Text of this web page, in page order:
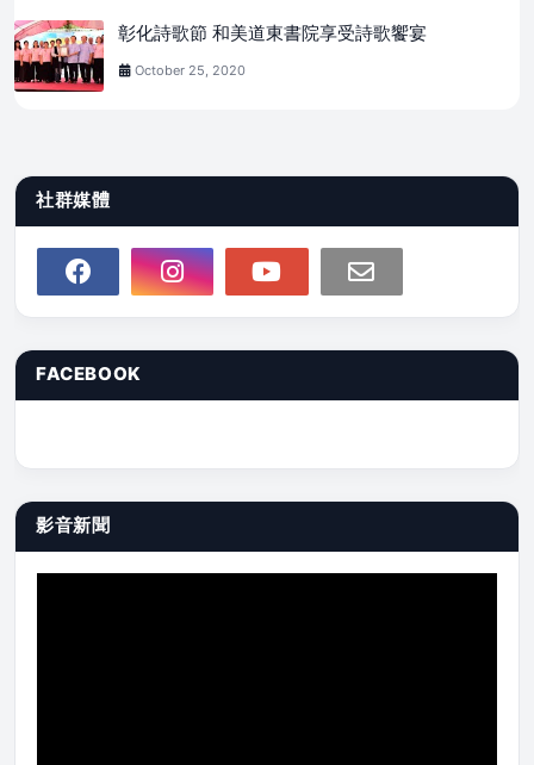
彰化詩歌節 和美道東書院享受詩歌饗宴
October 25, 2020
社群媒體
FACEBOOK
影音新聞